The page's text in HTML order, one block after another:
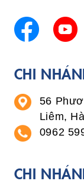
CHI
56
Liêm,
0962
CHI